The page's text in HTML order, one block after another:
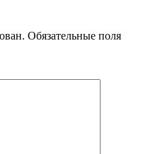
Обязательные поля